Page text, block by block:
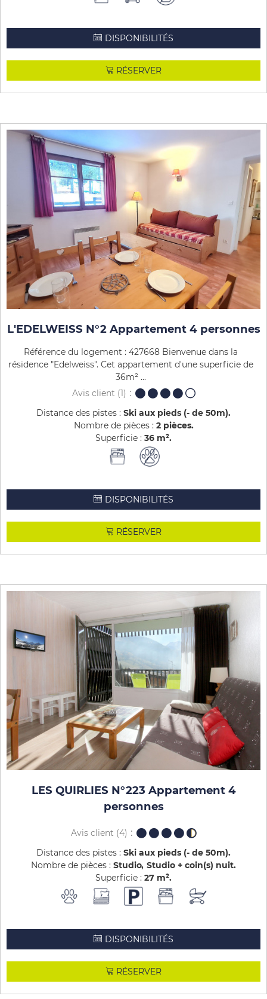
DISPONIBILITÉS
RÉSERVER
L'EDELWEISS N°2 Appartement 4 personnes
Référence du logement : 427668 Bienvenue dans la
résidence "Edelweiss". Cet appartement d'une superficie de
36m² ...
Avis client (1)
Distance des pistes : Ski aux pieds (- de 50m)
Nombre de pièces : 2 pièces
Superficie : 36 m²
DISPONIBILITÉS
RÉSERVER
LES QUIRLIES N°223 Appartement 4
personnes
Avis client (4)
Distance des pistes : Ski aux pieds (- de 50m)
Nombre de pièces : Studio Studio + coin(s) nuit
Superficie : 27 m²
DISPONIBILITÉS
RÉSERVER